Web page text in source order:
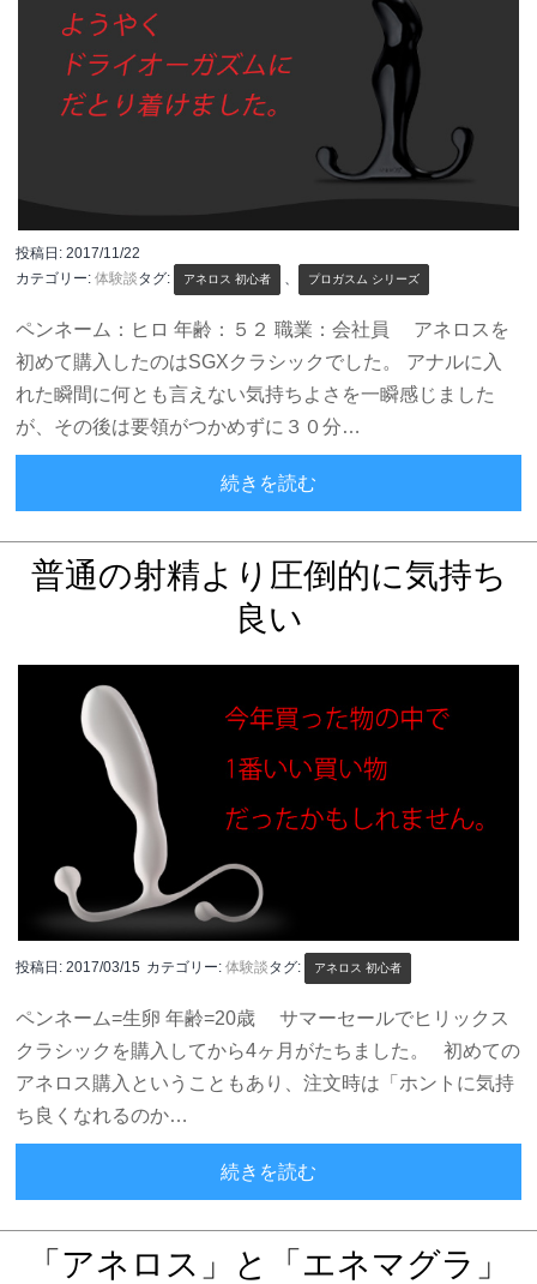
投稿日:2017/11/22
カテゴリー:体験談タグ: アネロス 初心者 、 プロガスム シリーズ
ペンネーム：ヒロ 年齢：５２ 職業：会社員 アネロスを
初めて購入したのはSGXクラシックでした。 アナルに入
れた瞬間に何とも言えない気持ちよさを一瞬感じました
が、その後は要領がつかめずに３０分…
続きを読む
普通の射精より圧倒的に気持ち
良い
投稿日:2017/03/15 カテゴリー:体験談タグ: アネロス 初心者
ペンネーム=生卵 年齢=20歳 サマーセールでヒリックス
クラシックを購入してから4ヶ月がたちました。 初めての
アネロス購入ということもあり、注文時は「ホントに気持
ち良くなれるのか…
続きを読む
「アネロス」と「エネマグラ」